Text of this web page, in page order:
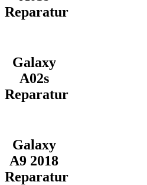
Reparatur
Galaxy
A02s
Reparatur
Galaxy
A9 2018
Reparatur